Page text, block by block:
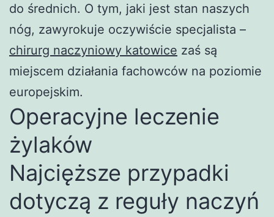
do średnich. O tym, jaki jest stan naszych
nóg, zawyrokuje oczywiście specjalista –
chirurg naczyniowy katowice zaś są
miejscem działania fachowców na poziomie
europejskim.
Operacyjne leczenie
żylaków
Najcięższe przypadki
dotyczą z reguły naczyń